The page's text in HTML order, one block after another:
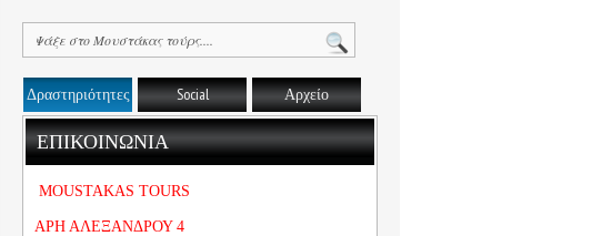
Δραστηριότητες Social Αρχείο
ΕΠΙΚΟΙΝΩΝΙΑ
MOUSTAKAS TOURS
ΑΡΗ ΑΛΕΞΑΝΔΡΟΥ 4